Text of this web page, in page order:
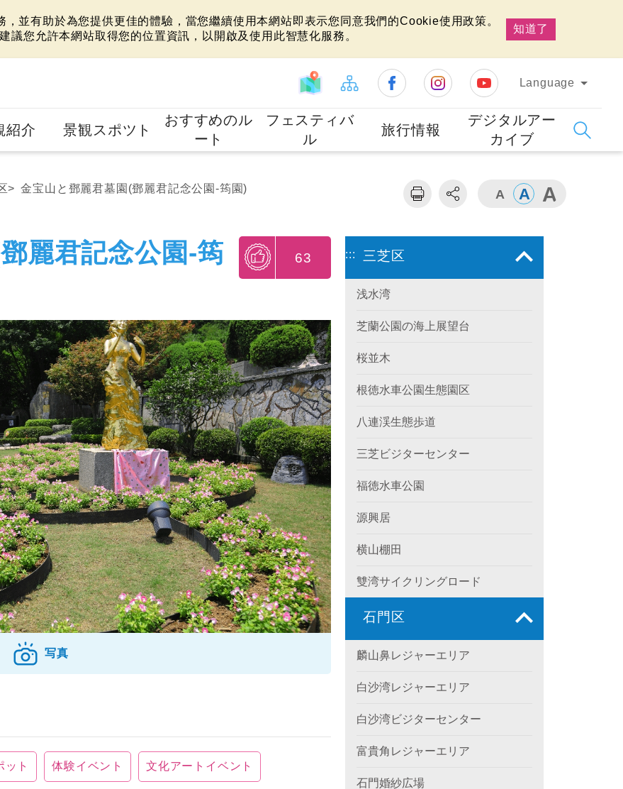
並有助於為您提供更佳的體驗，當您繼續使用本網站即表示您同意我們的Cookie使用政策。
議您允許本網站取得您的位置資訊，以開啟及使用此智慧化服務。
知道了
Language
紹介 景観スポツト
おすすめのル
ート
フェスティバ
ル
旅行情報
デジタルアー
カイブ
金宝山と鄧麗君墓園(鄧麗君記念公園-筠園)
麗君記念公園-筠
63
写真
ット 体験イベント 文化アートイベント
::: 三芝区
浅水湾
芝蘭公園の海上展望台
桜並木
根徳水車公園生態園区
八連渓生態歩道
三芝ビジターセンター
福徳水車公園
源興居
横山棚田
雙湾サイクリングロード
石門区
麟山鼻レジャーエリア
白沙湾レジャーエリア
白沙湾ビジターセンター
富貴角レジャーエリア
石門婚紗広場